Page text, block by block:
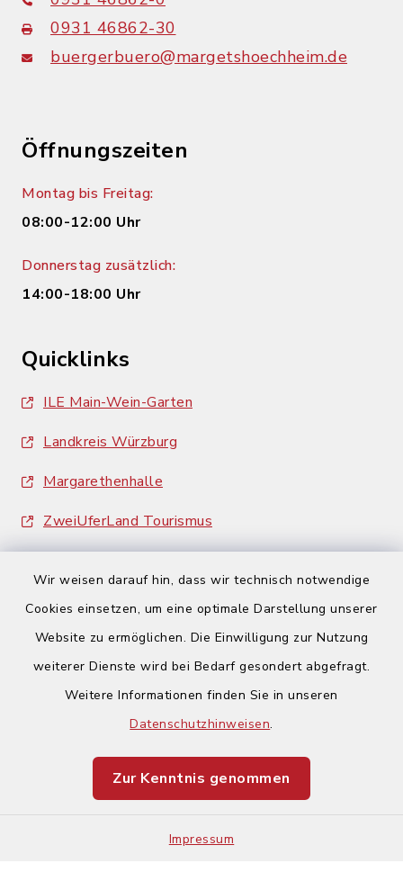
Wir weisen darauf hin, dass wir technisch notwendige
Cookies einsetzen, um eine optimale Darstellung unserer
Website zu ermöglichen. Die Einwilligung zur Nutzung
weiterer Dienste wird bei Bedarf gesondert abgefragt.
Weitere Informationen finden Sie in unseren
Datenschutzhinweisen.
Zur Kenntnis genommen
Impressum
0931 46862-30
buergerbuero@margetshoechheim.de
Öffnungszeiten
Montag bis Freitag:
08:00-12:00 Uhr
Donnerstag zusätzlich:
14:00-18:00 Uhr
Quicklinks
ILE Main-Wein-Garten
Landkreis Würzburg
Margarethenhalle
ZweiUferLand Tourismus
Barrierefreiheit
Impressum
Sitemap